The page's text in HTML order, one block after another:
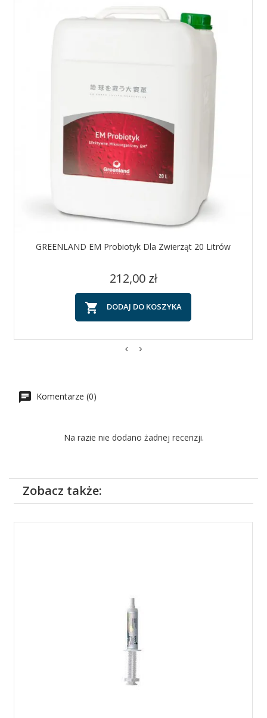
GREENLAND EM Probiotyk Dla Zwierząt 20 Litrów
Cena
212,00 zł
 DODAJ DO KOSZYKA
Komentarze (0)
Na razie nie dodano żadnej recenzji.
Zobacz także: